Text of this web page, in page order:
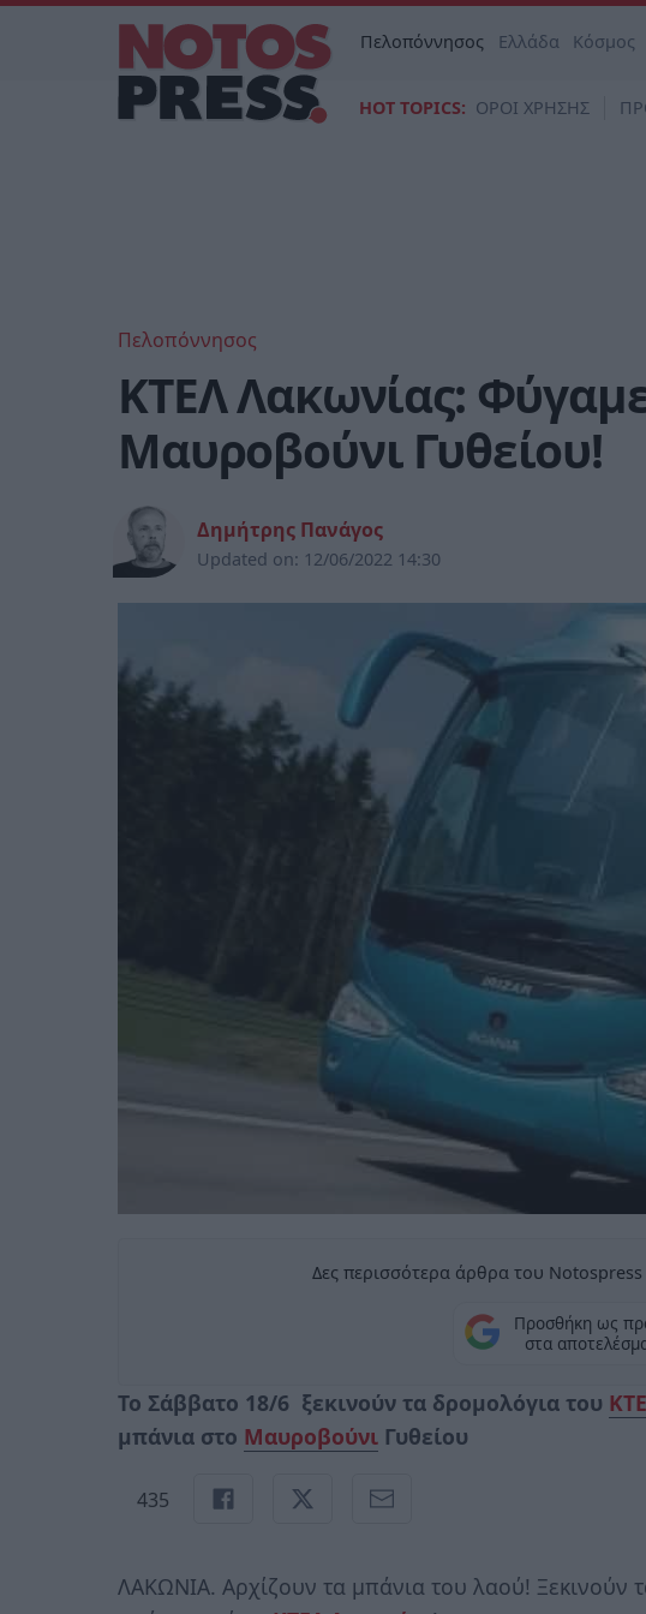
Πελοπόννησος Ελλάδα Κόσμος
HOT TOPICS: ΟΡΟΙ ΧΡΗΣΗΣ
Πελοπόννησος
ΚΤΕΛ Λακωνίας:
Μαυροβούνι Γυθείου!
Δημήτρης Πανάγος
Updated on: 12/06/2022 14:30
Δες περισσότερα άρθρα του
Προσθήκη ως
στα
Το Σάββατο 18/6 ξεκινούν τα δρομολόγια του
μπάνια στο Μαυροβούνι Γυθείου
435
ΛΑΚΩΝΙΑ. Αρχίζουν τα μπάνια του λαού! Ξεκινούν